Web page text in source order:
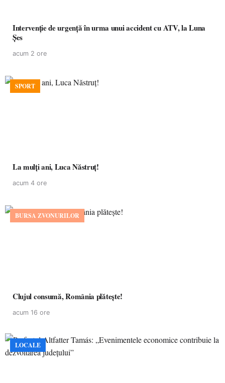
Intervenție de urgență în urma unui accident cu ATV, la Luna
Șes
acum 2 ore
SPORT
La mulţi ani, Luca Năstruţ!
acum 4 ore
BURSA ZVONURILOR
Clujul consumă, România plătește!
acum 16 ore
LOCALE